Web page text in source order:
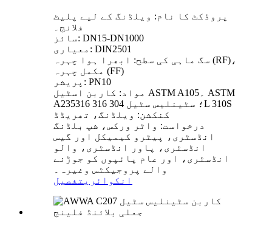
پروڈکٹ کا نام: ویلڈنگ کے لیے پلیٹ
فلانج۔
سائز: DN15-DN1000
معیاری: DIN2501
سگ ماہی کی سطح: ابھرا ہوا چہرہ (RF)،
مکمل چہرہ (FF)
پریشر: PN10
مواد: کاربن اسٹیل ASTM A105۔ ASTM
A235؛ سٹینلیس سٹیل 304 316 316L 310S
کنکشن: ویلڈنگ، تھریڈڈ
درخواست: واٹر ورکس، شپ بلڈنگ
انڈسٹری، پیٹرو کیمیکل اور گیس
انڈسٹری، پاور انڈسٹری، والو
انڈسٹری، اور عام پائپوں کو جوڑنے
والے پروجیکٹس وغیرہ۔
انکوائری تفصیل